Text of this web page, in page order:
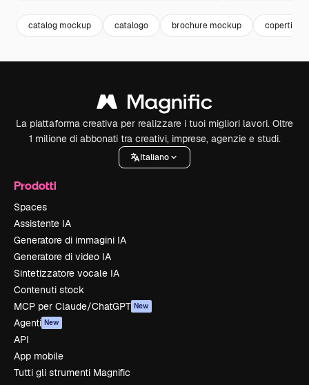
catalog mockup catalogo brochure mockup copertina
La piattaforma creativa per realizzare i tuoi migliori lavori. Oltre
1 milione di abbonati tra creativi, imprese, agenzie e studi.
Italiano
Prodotti
Spaces
Assistente IA
Generatore di immagini IA
Generatore di video IA
Sintetizzatore vocale IA
Contenuti stock
MCP per Claude/ChatGPT New
Agenti New
API
App mobile
Tutti gli strumenti Magnific